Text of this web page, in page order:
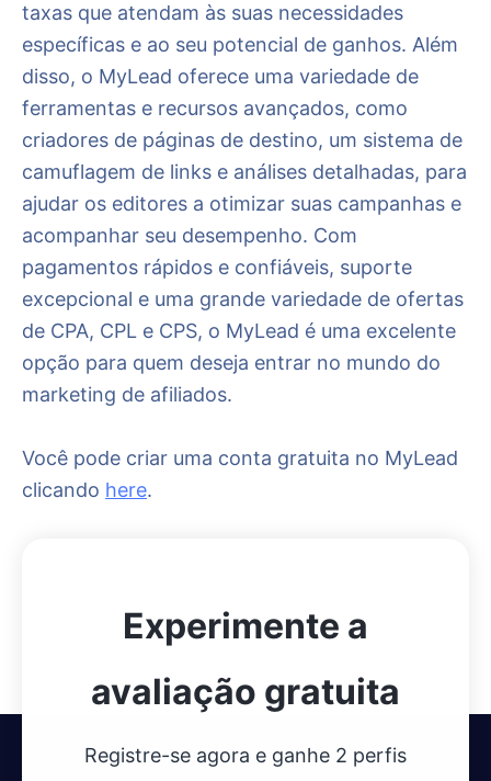
taxas que atendam às suas necessidades
específicas e ao seu potencial de ganhos. Além
disso, o MyLead oferece uma variedade de
ferramentas e recursos avançados, como
criadores de páginas de destino, um sistema de
camuflagem de links e análises detalhadas, para
ajudar os editores a otimizar suas campanhas e
acompanhar seu desempenho. Com
pagamentos rápidos e confiáveis, suporte
excepcional e uma grande variedade de ofertas
de CPA, CPL e CPS, o MyLead é uma excelente
opção para quem deseja entrar no mundo do
marketing de afiliados.
Você pode criar uma conta gratuita no MyLead
clicando here.
Experimente a
avaliação gratuita
Registre-se agora e ganhe 2 perfis